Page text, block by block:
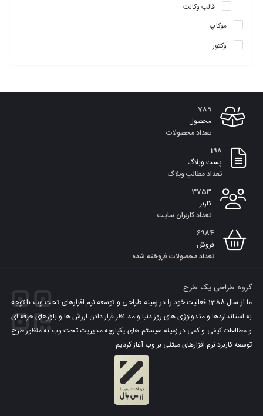
قالب وکالت
موکاپ
وکتور
789
محصول
تعداد محصولات
198
پست وبلاگ
تعداد مطالب وبلاگ
3753
کاربر
تعداد کاربران سایت
6984
فروش
تعداد محصولات فروخته شده
گروه طراحی یک طرح
ما از سال 1388 فعالیت خود را در زمینه طراحی و توسعه نرم افزارهای تحت وب با توجه
به استانداردها و متدولوژی های روز دنیا و مد نظر قرار دادن ارزش ها و باورهای حرفه ای
و مطالعات کیفی و کمی در زمینه سیستم های یکپارچه مدیریت تحت وب به منظور طرح
توسعه کاربرد نرم افزارهای مبتنی بر وب آغاز کردیم.